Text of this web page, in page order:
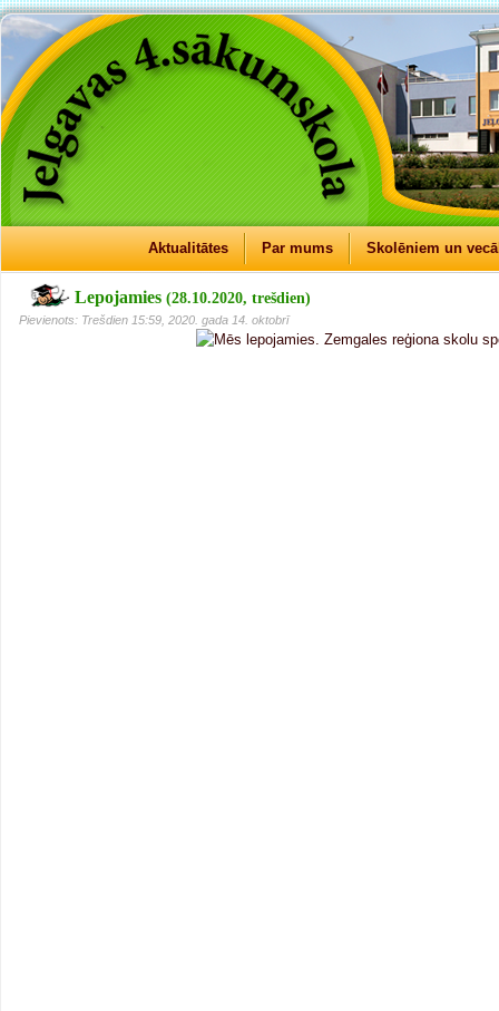
Aktualitātes Par mums Skolēniem un
Lepojamies (28.10.2020, trešdien)
Pievienots: Trešdien 15:59, 2020. gada 14. oktobrī